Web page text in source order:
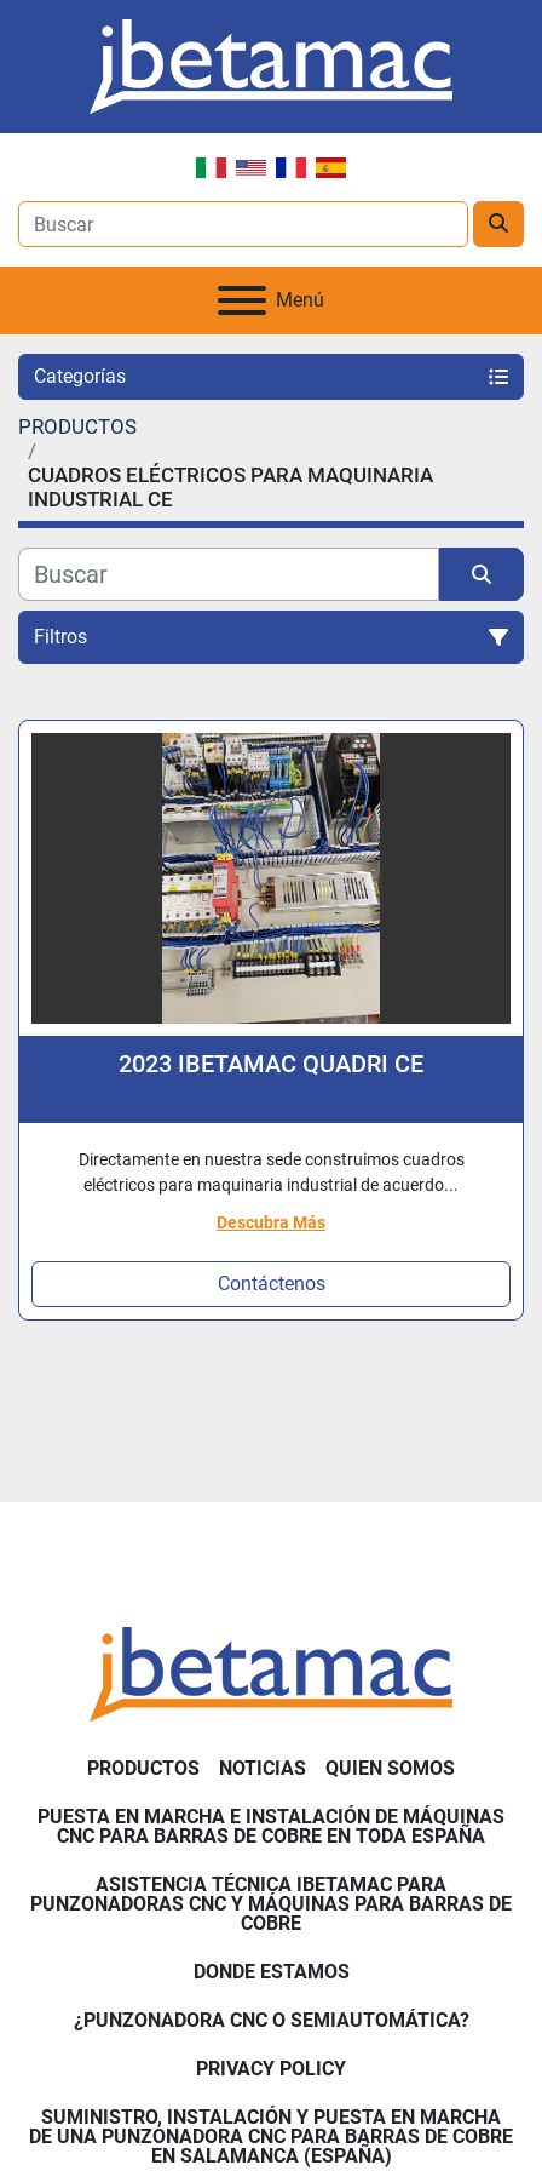
Menú
Categorías
PRODUCTOS
CUADROS ELÉCTRICOS PARA MAQUINARIA
INDUSTRIAL CE
Filtros
2023 IBETAMAC QUADRI CE
Directamente en nuestra sede construimos cuadros
eléctricos para maquinaria industrial de acuerdo...
Descubra Más
Contáctenos
PRODUCTOS NOTICIAS QUIEN SOMOS
PUESTA EN MARCHA E INSTALACIÓN DE MÁQUINAS
CNC PARA BARRAS DE COBRE EN TODA ESPAÑA
ASISTENCIA TÉCNICA IBETAMAC PARA
PUNZONADORAS CNC Y MÁQUINAS PARA BARRAS DE
COBRE
DONDE ESTAMOS
¿PUNZONADORA CNC O SEMIAUTOMÁTICA?
PRIVACY POLICY
SUMINISTRO, INSTALACIÓN Y PUESTA EN MARCHA
DE UNA PUNZONADORA CNC PARA BARRAS DE COBRE
EN SALAMANCA (ESPAÑA)